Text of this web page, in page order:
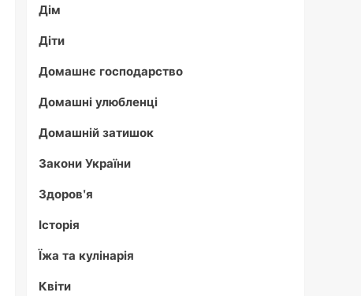
Дім
Діти
Домашнє господарство
Домашні улюбленці
Домашній затишок
Закони України
Здоров'я
Історія
Їжа та кулінарія
Квіти